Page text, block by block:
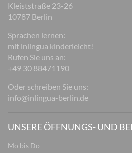
Kleiststraße 23-26
10787 Berlin
Sprachen lernen:
mit inlingua kinderleicht!
Rufen Sie uns an:
+49 30 88471190
Oder schreiben Sie uns:
info@inlingua-berlin.de
UNSERE ÖFFNUNGS- UND
Mo bis Do